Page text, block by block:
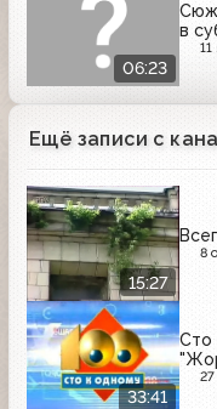
06:23
в
11
Ещё записи с
15:27
8
33:41
Сто